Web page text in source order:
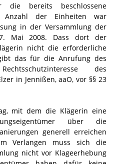
bereits beschlossene
Anzahl der Einheiten war
in der Versammlung der
Mai 2008. Dass dort der
nicht die erforderliche
das für die Anrufung des
des
in Jennißen, aaO, vor §§ 23
mit dem die Klägerin eine
über die
generell erreichen
Verlangen muss sich die
nicht vor Klageerhebung